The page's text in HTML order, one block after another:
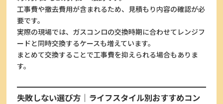
工事費や撤去費用が含まれるため、見積もり内容の確認が必
要です。
実際の現場では、ガスコンロの交換時期に合わせてレンジフ
ードと同時交換するケースも増えています。
まとめて交換することで工事費を抑えられる場合もありま
す。
失敗しない選び方｜ライフスタイル別おすすめコン